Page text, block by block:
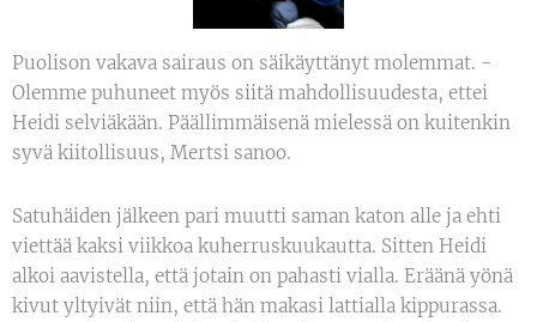
Puolison vakava sairaus on säikäyttänyt molemmat. -
Olemme puhuneet myös siitä mahdollisuudesta, ettei
Heidi selviäkään. Päällimmäisenä mielessä on kuitenkin
syvä kiitollisuus, Mertsi sanoo.
Satuhäiden jälkeen pari muutti saman katon alle ja ehti
viettää kaksi viikkoa kuherruskuukautta. Sitten Heidi
alkoi aavistella, että jotain on pahasti vialla. Eräänä yönä
kivut yltyivät niin, että hän makasi lattialla kippurassa.